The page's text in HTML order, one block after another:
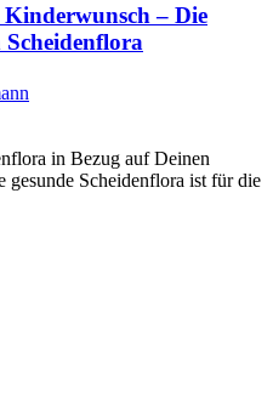
Kinderwunsch – Die
Scheidenflora
in Bezug auf Deinen
Scheidenflora ist für die